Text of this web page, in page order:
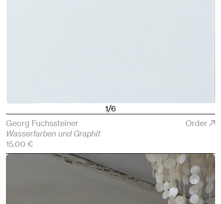
1/6
Georg Fuchssteiner
Wasserfarben und Graphit
15.00 €
Order